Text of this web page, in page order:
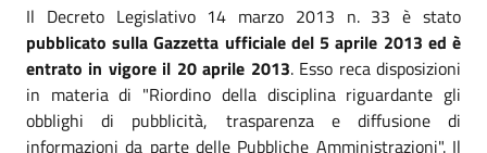
Il Decreto Legislativo 14 marzo 2013 n. 33 è stato
pubblicato sulla Gazzetta ufficiale del 5 aprile 2013 ed è
entrato in vigore il 20 aprile 2013. Esso reca disposizioni
in materia di "Riordino della disciplina riguardante gli
obblighi di pubblicità, trasparenza e diffusione di
informazioni da parte delle Pubbliche Amministrazioni". Il